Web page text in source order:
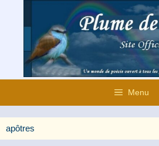
contenu
Menu
apôtres